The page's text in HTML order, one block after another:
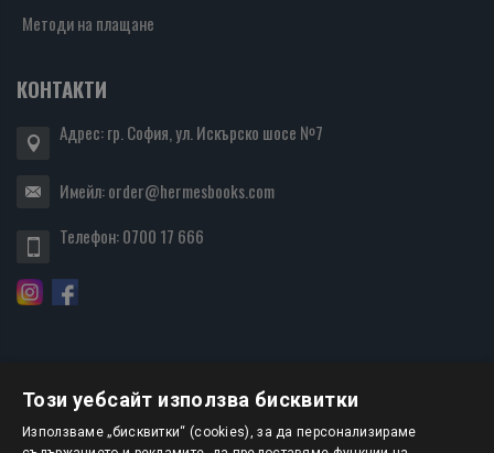
Методи на плащане
КОНТАКТИ
Адрес: гр. София, ул. Искърско шосе №7
Имейл:order@hermesbooks.com
Телефон:0700 17 666
БЮЛЕТИН
Този уебсайт използва бисквитки
Използваме „бисквитки“ (cookies), за да персонализираме